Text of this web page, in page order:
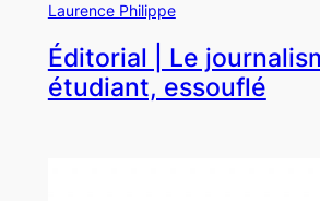
Laurence Philippe
Éditorial | Le
étudiant, essouflé